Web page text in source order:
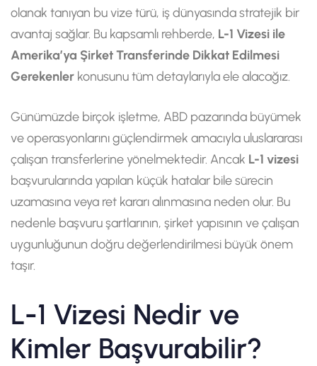
olanak tanıyan bu vize türü, iş dünyasında stratejik bir
avantaj sağlar. Bu kapsamlı rehberde, L-1 Vizesi ile
Amerika’ya Şirket Transferinde Dikkat Edilmesi
Gerekenler konusunu tüm detaylarıyla ele alacağız.
Günümüzde birçok işletme, ABD pazarında büyümek
ve operasyonlarını güçlendirmek amacıyla uluslararası
çalışan transferlerine yönelmektedir. Ancak L-1 vizesi
başvurularında yapılan küçük hatalar bile sürecin
uzamasına veya ret kararı alınmasına neden olur. Bu
nedenle başvuru şartlarının, şirket yapısının ve çalışan
uygunluğunun doğru değerlendirilmesi büyük önem
taşır.
L-1 Vizesi Nedir ve
Kimler Başvurabilir?